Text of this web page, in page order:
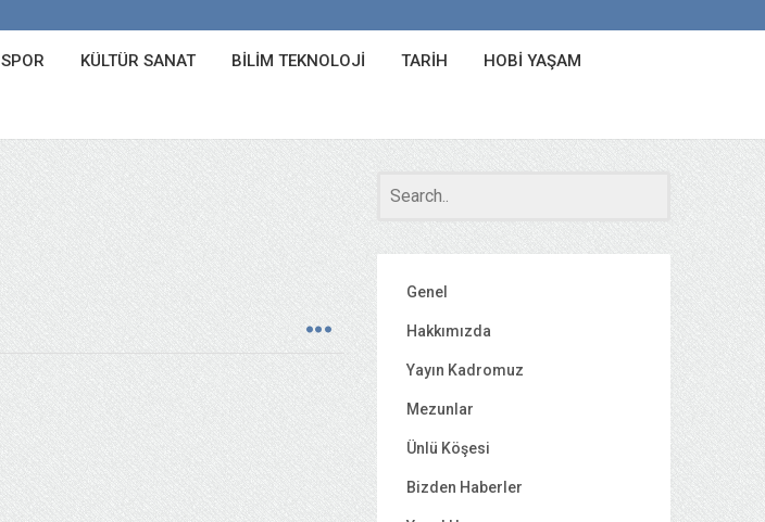
SPOR KÜLTÜR SANAT BILIM TEKNOLOJI TARIH HOBI YAŞAM
Genel
Hakkımızda
Yayın Kadromuz
Mezunlar
Ünlü Köşesi
Bizden Haberler